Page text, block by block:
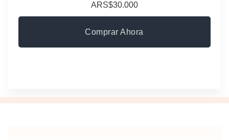
ARS$30.000
Comprar Ahora